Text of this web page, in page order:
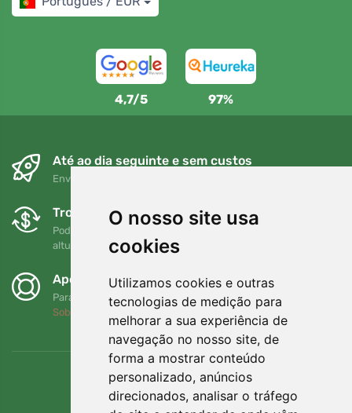
O nosso site usa
cookies
Utilizamos cookies e outras
tecnologias de medição para
melhorar a sua experiência de
navegação no nosso site, de
forma a mostrar conteúdo
personalizado, anúncios
direcionados, analisar o tráfego
4,7/5 97%
Até ao dia seguinte e sem custos
Envio gratuito para encomendas superiores a 80 EUR
Trocas e devoluções gratuitas
Pode devolver ou trocar a sua encomenda em qualquer
altura no prazo de 90 dias
Apoiamos a Trees.org
Para cada encomenda plantamos uma árvore! Leia mais
Sobre nós